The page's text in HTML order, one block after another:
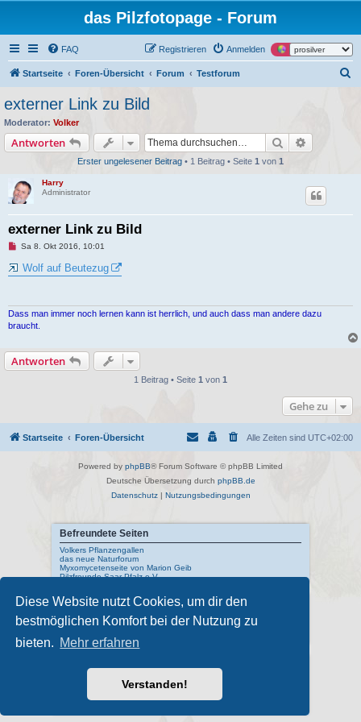
Diese Website nutzt Cookies, um dir den
bestmöglichen Komfort bei der Nutzung zu
bieten. Mehr erfahren
Verstanden!
das Pilzfotopage - Forum
FAQ Anmelden
Registrieren
Startseite Foren-Übersicht Forum Testforum
externer Link zu Bild
Moderator: Volker
Antworten Suche
Erster ungelesener Beitrag • 1 Beitrag • Seite 1 von 1
Harry
Administrator
externer Link zu Bild
U
g
e
e
n
B
e
i
Sa 8. Okt 2016, 10:01
Wolf auf Beutezug
Dass man immer noch lernen kann ist herrlich, und auch dass man andere dazu
braucht.
Antworten
1 Beitrag • Seite 1 von 1
Gehe zu
Startseite Foren-Übersicht Alle Zeiten sind UTC+02:00
Powered by phpBB® Forum Software © phpBB Limited
Deutsche Übersetzung durch phpBB.de
Datenschutz| Nutzungsbedingungen
Befreundete Seiten
Volkers Pflanzengallen
das neue Naturforum
Myxomycetenseite von Marion Geib
Pilzfreunde Saar-Pfalz e.V.
Interne Links
Mykologisches Lexikon
meine Naturfotos
Pilzfotopage - Suchmaschine
Schwarzwälder Pilzlehrschau
Deutsche Gesellschaft für Mykologie
Pilzkundliches Museum Bad Laasphe